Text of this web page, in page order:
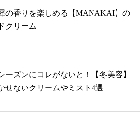
の香りを楽しめる【MANAKAI】の
クリーム
ーズンにコレがないと！【冬美容】
せないクリームやミスト4選